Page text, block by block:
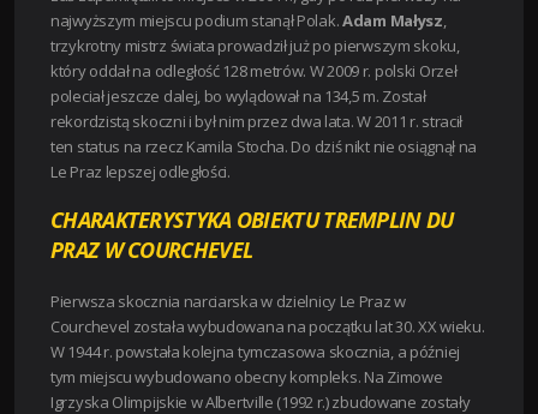
najwyższym miejscu podium stanął Polak.Adam Małysz,
trzykrotny mistrz świata prowadził już po pierwszym skoku,
który oddał na odległość 128 metrów. W 2009 r. polski Orzeł
poleciał jeszcze dalej, bo wylądował na 134,5 m. Został
rekordzistą skoczni i był nim przez dwa lata. W 2011 r. stracił
ten status na rzecz Kamila Stocha. Do dziś nikt nie osiągnął na
Le Praz lepszej odległości.
CHARAKTERYSTYKA OBIEKTU TREMPLIN DU
PRAZ W COURCHEVEL
Pierwsza skocznia narciarska w dzielnicy Le Praz w
Courchevel została wybudowana na początku lat 30. XX wieku.
W 1944 r. powstała kolejna tymczasowa skocznia, a później
tym miejscu wybudowano obecny kompleks. Na Zimowe
Igrzyska Olimpijskie w Albertville (1992 r.) zbudowane zostały